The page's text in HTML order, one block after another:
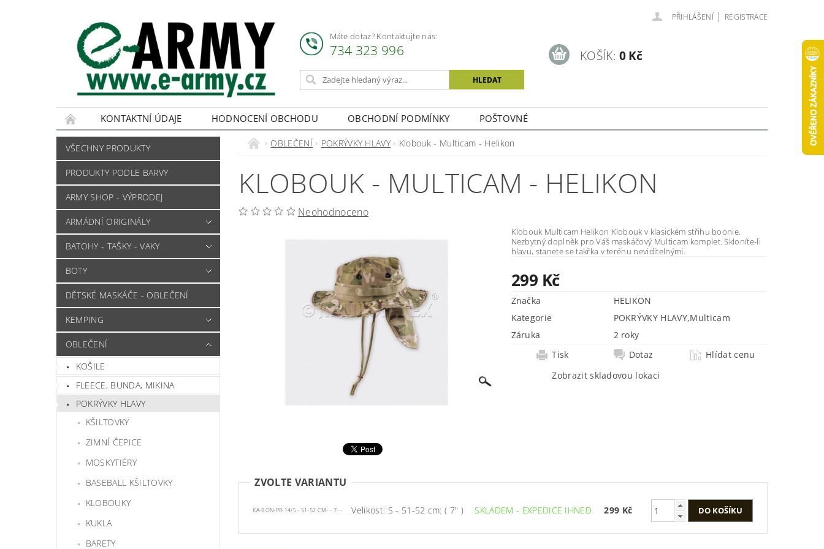
Máte dotaz? Kontaktujte nás:
734 323 996
PŘIHLÁŠENÍ | REGISTRACE
KOŠÍK: 0 Kč
KONTAKTNÍ ÚDAJE HODNOCENÍ OBCHODU OBCHODNÍ PODMÍNKY POŠTOVNÉ
VŠECHNY PRODUKTY
PRODUKTY PODLE BARVY
ARMY SHOP - VÝPRODEJ
ARMÁDNÍ ORIGINÁLY
BATOHY - TAŠKY - VAKY
BOTY
DĚTSKÉ MASKÁČE - OBLEČENÍ
KEMPING
OBLEČENÍ
KOŠILE
FLEECE, BUNDA, MIKINA
POKRÝVKY HLAVY
KŠILTOVKY
ZIMNÍ ČEPICE
MOSKYTIÉRY
BASEBALL KŠILTOVKY
KLOBOUKY
KUKLA
BARETY
OBLEČENÍ POKRÝVKY HLAVY Klobouk - Multicam - Helikon
KLOBOUK - MULTICAM - HELIKON
Neohodnoceno
Klobouk Multicam Helikon Klobouk v klasickém střihu boonie.
Nezbytný doplněk pro Váš maskáčový Multicam komplet. Skloníte-li
hlavu, stanete se takřka v terénu neviditelnými.
299 Kč
Značka
HELIKON
Kategorie
POKRÝVKY HLAVY,Multicam
Záruka
2 roky
Tisk
Dotaz
Hlídat cenu
Zobrazit skladovou lokaci
ZVOLTE VARIANTU
KA-BON-PR-14/S - 51-52 CM- - 7- - Velikost: S - 51-52 cm: ( 7" ) SKLADEM - EXPEDICE IHNED 299 Kč